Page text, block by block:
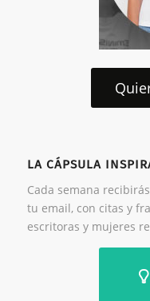
LA CÁPSULA
Cada semana
tu email, con citas y
escritoras y mujeres